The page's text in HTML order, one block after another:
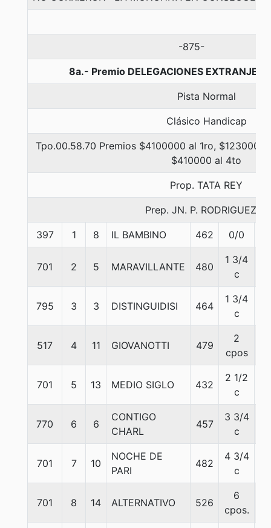
-875-
8a.- Premio DELEGACIONES
Pista Normal
Clásico Handicap
Tpo.00.58.70 Premios $4100000 al 1ro,
$410000 al 4to
Prop. TATA REY
Prep. JN. P. RODRIGUEZ E.
397 1 8 IL BAMBINO 462 0/0
701 2 5 MARAVILLANTE 480
1 3/4
c
795 3 3 DISTINGUIDISI 464
1 3/4
c
517 4 11 GIOVANOTTI 479
2
cpos
701 5 13 MEDIO SIGLO 432
2 1/2
c
770 6 6
CONTIGO
CHARL
457
3 3/4
c
701 7 10
NOCHE DE
PARI
482
4 3/4
c
701 8 14 ALTERNATIVO 526
6
cpos.